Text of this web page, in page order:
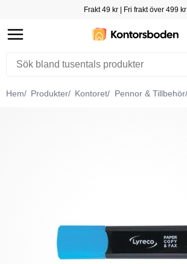
Frakt 49 kr | Fri frakt över 499 kr
Hem Produkter Kontoret Pennor & Tillbehör